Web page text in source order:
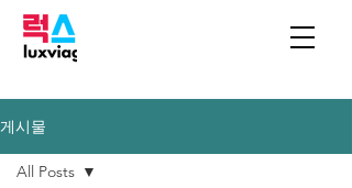
게시물
All Posts